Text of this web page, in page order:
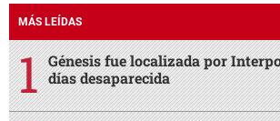
MÁS LEÍDAS
Génesis fue localizada por
días desaparecida